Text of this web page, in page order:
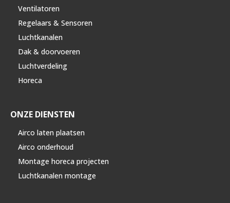
Ventilatoren
Regelaars & Sensoren
Luchtkanalen
Dak & doorvoeren
Luchtverdeling
Horeca
ONZE DIENSTEN
Airco laten plaatsen
Airco onderhoud
Montage horeca projecten
Luchtkanalen montage